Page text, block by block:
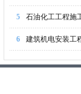
5 石油化工工程施
6 建筑机电安装工